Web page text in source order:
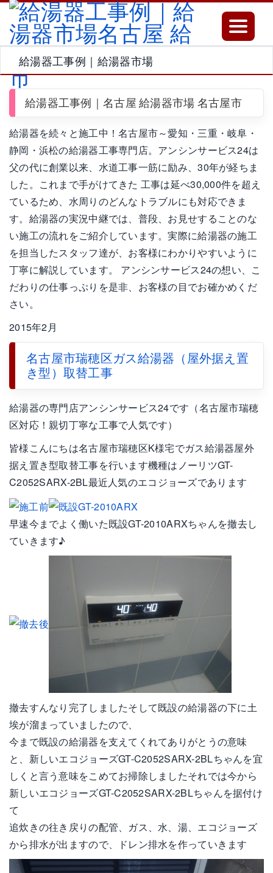
Toggle
給湯器工事例｜給湯器市場
給湯器工事例｜名古屋 給湯器市場 名古屋市
給湯器を続々と施工中！名古屋市～愛知・三重・岐阜・
静岡・浜松の給湯器工事専門店。アンシンサービス24は
父の代に創業以来、水道工事一筋に励み、30年が経ちま
した。これまで手がけてきた 工事は延べ30,000件を超え
ているため、水周りのどんなトラブルにも対応できま
す。給湯器の実況中継では、普段、お見せすることのな
い施工の流れをご紹介しています。実際に給湯器の施工
を担当したスタッフ達が、お客様にわかりやすいように
丁寧に解説しています。 アンシンサービス24の想い、こ
だわりの仕事っぷりを是非、お客様の目でお確かめくだ
さい。
2015年2月
名古屋市瑞穂区ガス給湯器（屋外据え置
き型）取替工事
給湯器の専門店アンシンサービス24です（名古屋市瑞穂
区対応！親切丁寧な工事で人気です）
皆様こんにちは名古屋市瑞穂区K様宅でガス給湯器屋外
据え置き型取替工事を行います機種はノーリツGT-
C2052SARX-2BL最近人気のエコジョーズであります
早速今までよく働いた既設GT-2010ARXちゃんを撤去し
ていきます♪
撤去すんなり完了しましたそして既設の給湯器の下に土
埃が溜まっていましたので、
今まで既設の給湯器を支えてくれてありがとうの意味
と、新しいエコジョーズGT-C2052SARX-2BLちゃんを宜
しくと言う意味をこめてお掃除しましたそれでは今から
新しいエコジョーズGT-C2052SARX-2BLちゃんを据付け
て
追炊きの往き戻りの配管、ガス、水、湯、エコジョーズ
から排水が出ますので、ドレン排水を作っていきます